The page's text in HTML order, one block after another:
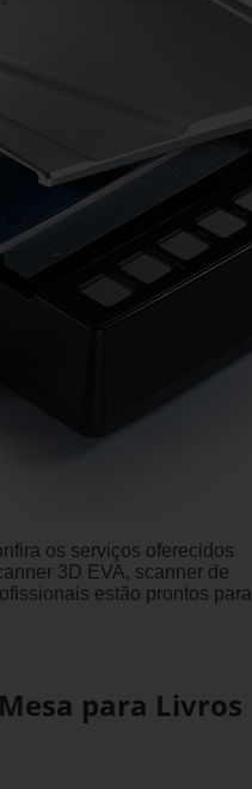
os serviços oferecidos
3D EVA, scanner de
estão prontos para
para Livros